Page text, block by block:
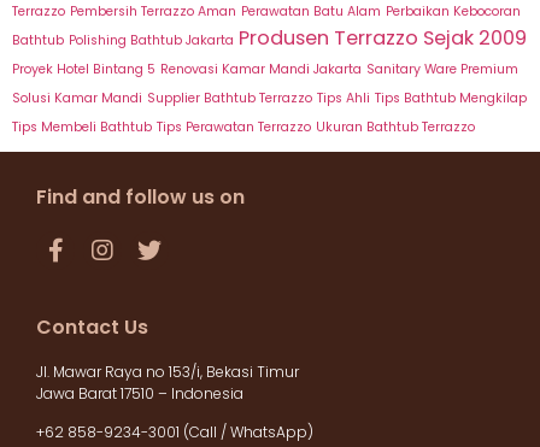
Terrazzo Pembersih Terrazzo Aman Perawatan Batu Alam Perbaikan Kebocoran
Bathtub Polishing Bathtub Jakarta Produsen Terrazzo Sejak 2009
Proyek Hotel Bintang 5 Renovasi Kamar Mandi Jakarta Sanitary Ware Premium
Solusi Kamar Mandi Supplier Bathtub Terrazzo Tips Ahli Tips Bathtub Mengkilap
Tips Membeli Bathtub Tips Perawatan Terrazzo Ukuran Bathtub Terrazzo
Find and follow us on
Contact Us
Jl. Mawar Raya no 153/i, Bekasi Timur
Jawa Barat 17510 – Indonesia
+62 858-9234-3001 (Call / WhatsApp)